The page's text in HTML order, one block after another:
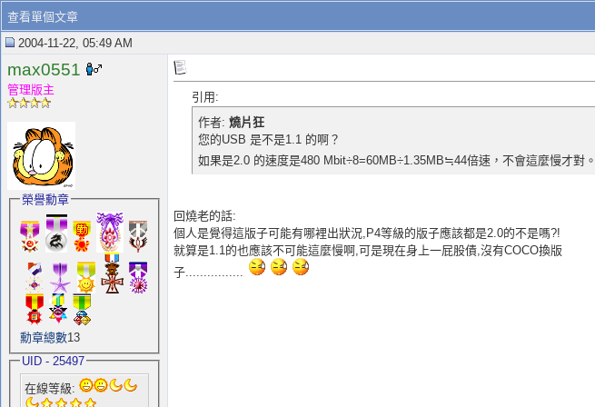
查看單個文章
2004-11-22, 05:49 AM
max0551
管理版主
榮譽勳章
勳章總數13
UID - 25497
在線等級:
引用:
作者: 燒片狂
您的USB 是不是1.1 的啊？
如果是2.0 的速度是480 Mbit÷8=60MB÷1.35MB≒44倍速，不會這麼慢才對。
回燒老的話:
個人是覺得這版子可能有哪裡出狀況,P4等級的版子應該都是2.0的不是嗎?!
就算是1.1的也應該不可能這麼慢啊,可是現在身上一屁股債,沒有COCO換版
子................